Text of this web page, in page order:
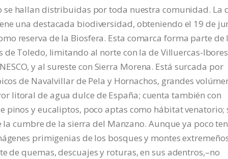
se hallan distribuidas por toda nuestra comunidad. La
una destacada biodiversidad, obteniendo el 19 de
reserva de la Biosfera. Esta comarca forma parte de
de Toledo, limitando al norte con la de Villuercas-
y al sureste con Sierra Morena. Está surcada por
de Navalvillar de Pela y Hornachos, grandes
litoral de agua dulce de España; cuenta también con
pinos y eucaliptos, poco aptas como hábitat venatorio;
cumbre de la sierra del Manzano. Aunque ya poco
primigenias de los bosques y montes
de quemas, descuajes y roturas, en sus adentros,–no